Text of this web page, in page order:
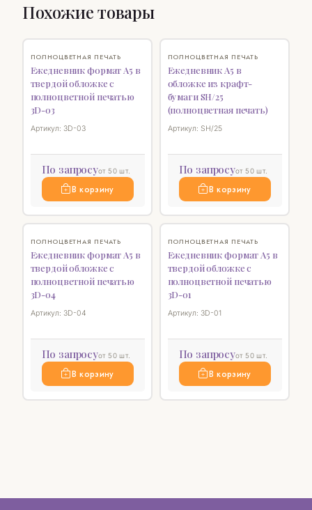
Похожие товары
ПОЛНОЦВЕТНАЯ ПЕЧАТЬ
Ежедневник формат А5 в
твердой обложке с
полноцветной печатью
3D-03
Артикул: 3D-03
По запросуот 50 шт.
В корзину
ПОЛНОЦВЕТНАЯ ПЕЧАТЬ
Ежедневник А5 в
обложке из крафт-
бумаги SH/25
(полноцветная печать)
Артикул: SH/25
По запросуот 50 шт.
В корзину
ПОЛНОЦВЕТНАЯ ПЕЧАТЬ
Ежедневник формат А5 в
твердой обложке с
полноцветной печатью
3D-04
Артикул: 3D-04
По запросуот 50 шт.
В корзину
ПОЛНОЦВЕТНАЯ ПЕЧАТЬ
Ежедневник формат А5 в
твердой обложке с
полноцветной печатью
3D-01
Артикул: 3D-01
По запросуот 50 шт.
В корзину